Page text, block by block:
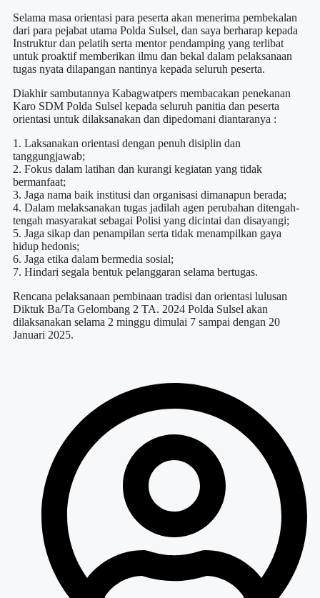
Selama masa orientasi para peserta akan menerima pembekalan
dari para pejabat utama Polda Sulsel, dan saya berharap kepada
Instruktur dan pelatih serta mentor pendamping yang terlibat
untuk proaktif memberikan ilmu dan bekal dalam pelaksanaan
tugas nyata dilapangan nantinya kepada seluruh peserta.
Diakhir sambutannya Kabagwatpers membacakan penekanan
Karo SDM Polda Sulsel kepada seluruh panitia dan peserta
orientasi untuk dilaksanakan dan dipedomani diantaranya :
1. Laksanakan orientasi dengan penuh disiplin dan
tanggungjawab;
2. Fokus dalam latihan dan kurangi kegiatan yang tidak
bermanfaat;
3. Jaga nama baik institusi dan organisasi dimanapun berada;
4. Dalam melaksanakan tugas jadilah agen perubahan ditengah-
tengah masyarakat sebagai Polisi yang dicintai dan disayangi;
5. Jaga sikap dan penampilan serta tidak menampilkan gaya
hidup hedonis;
6. Jaga etika dalam bermedia sosial;
7. Hindari segala bentuk pelanggaran selama bertugas.
Rencana pelaksanaan pembinaan tradisi dan orientasi lulusan
Diktuk Ba/Ta Gelombang 2 TA. 2024 Polda Sulsel akan
dilaksanakan selama 2 minggu dimulai 7 sampai dengan 20
Januari 2025.